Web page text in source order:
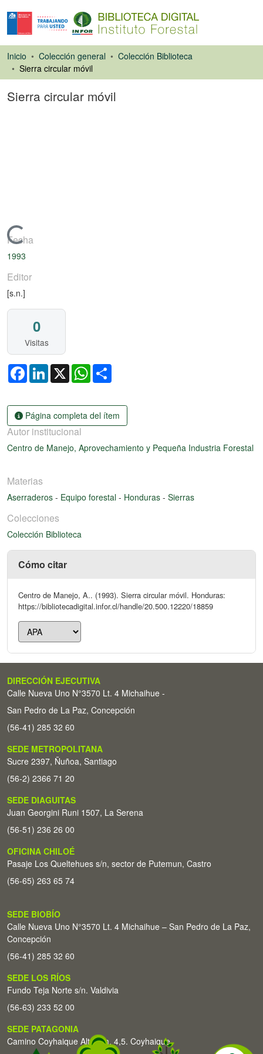
Inicio Colección general
Colección Biblioteca
Sierra circular móvil
Sierra circular móvil
Cargando...
Fecha
1993
Editor
[s.n.]
0
Visitas
FacebookLinkedIn
X WhatsApp
Página completa del ítem
Autor institucional
Centro de Manejo, Aprovechamiento y Pequeña Industria Forestal
Materias
Aserraderos - Equipo forestal - Honduras - Sierras
Colecciones
Colección Biblioteca
Cómo citar
Centro de Manejo, A.. (1993). Sierra circular móvil. Honduras:
https://bibliotecadigital.infor.cl/handle/20.500.12220/18859
DIRECCIÓN EJECUTIVA
Calle Nueva Uno N°3570 Lt. 4 Michaihue -
San Pedro de La Paz, Concepción
(56-41) 285 32 60
SEDE METROPOLITANA
Sucre 2397, Ñuñoa, Santiago
(56-2) 2366 71 20
SEDE DIAGUITAS
Juan Georgini Runi 1507, La Serena
(56-51) 236 26 00
OFICINA CHILOÉ
Pasaje Los Queltehues s/n, sector de Putemun, Castro
(56-65) 263 65 74
SEDE BIOBÍO
Calle Nueva Uno N°3570 Lt. 4 Michaihue – San Pedro de La Paz,
Concepción
(56-41) 285 32 60
SEDE LOS RÍOS
Fundo Teja Norte s/n. Valdivia
(56-63) 233 52 00
SEDE PATAGONIA
Camino Coyhaique Alto Km. 4,5. Coyhaique